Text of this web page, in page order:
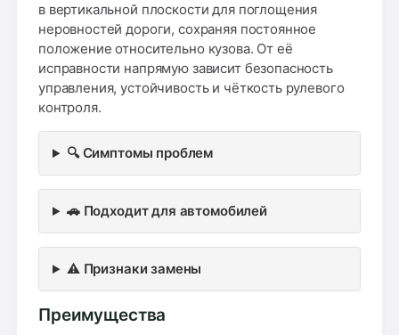
в вертикальной плоскости для поглощения
неровностей дороги, сохраняя постоянное
положение относительно кузова. От её
исправности напрямую зависит безопасность
управления, устойчивость и чёткость рулевого
контроля.
🔍 Симптомы проблем
🚗 Подходит для автомобилей
⚠️ Признаки замены
Преимущества